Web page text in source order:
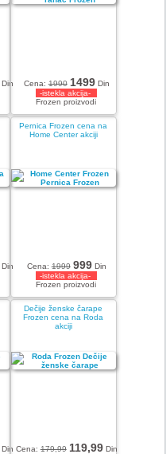
Din
Cena:1990 1499Din
-istekla akcija-
Frozen proizvodi
Din
Pernica Frozen cena na
Home Center akciji
Cena:1999 999Din
-istekla akcija-
Frozen proizvodi
Din
Dečije ženske čarape
Frozen cena na Roda
akciji
Cena:179,99 119,99Din